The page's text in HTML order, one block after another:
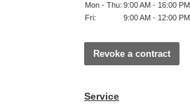
Mon - Thu: 9:00 AM - 16:00 PM
Fri:
9:00 AM - 12:00 PM
Revoke a contract
Service